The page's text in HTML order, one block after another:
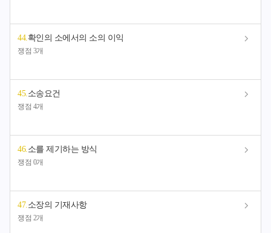
44.확인의 소에서의 소의 이익
쟁점 3개
45.소송요건
쟁점 4개
46.소를 제기하는 방식
쟁점 0개
47.소장의 기재사항
쟁점 2개